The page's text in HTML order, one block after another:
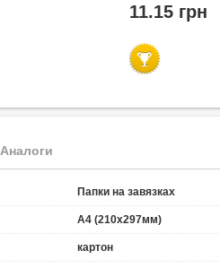
11.15 грн
Аналоги
Папки на завязках
A4 (210х297мм)
картон